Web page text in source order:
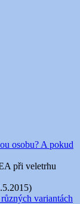
osobu? A pokud
při veletrhu
variantách